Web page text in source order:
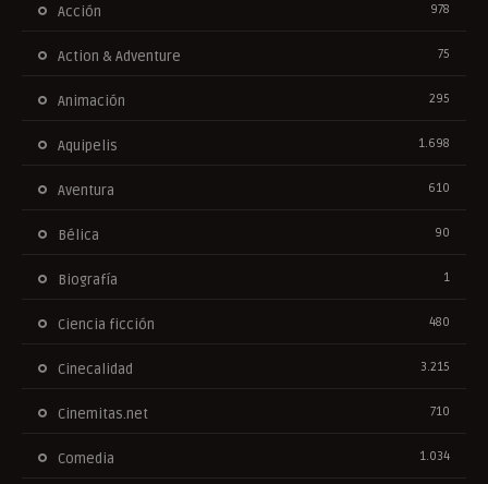
Acción 978
Action & Adventure 75
Animación 295
Aquipelis 1.698
Aventura 610
Bélica 90
Biografía 1
Ciencia ficción 480
Cinecalidad 3.215
Cinemitas.net 710
Comedia 1.034